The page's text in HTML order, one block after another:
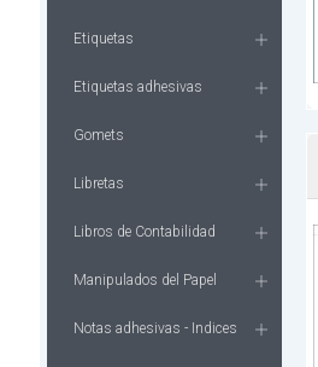
Etiquetas
Etiquetas adhesivas
Gomets
Libretas
Libros de Contabilidad
Manipulados del Papel
Notas adhesivas - Indices